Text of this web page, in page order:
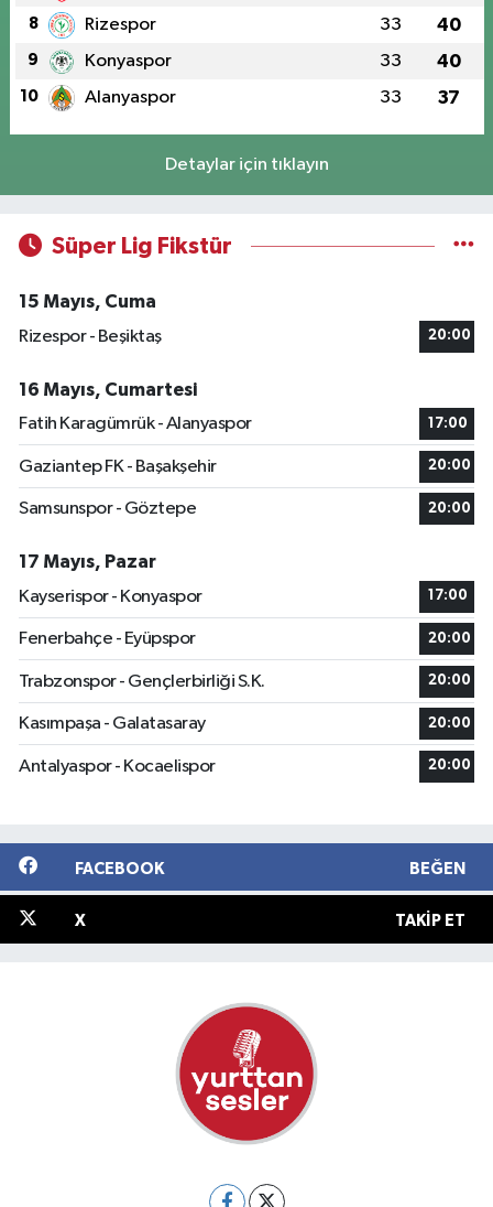
8 Rizespor 33 40
9 Konyaspor 33 40
10 Alanyaspor 33 37
Detaylar için tıklayın
Süper Lig Fikstür
15 Mayıs, Cuma
Rizespor - Beşiktaş
20:00
16 Mayıs, Cumartesi
Fatih Karagümrük - Alanyaspor
17:00
Gaziantep FK - Başakşehir 20:00
Samsunspor - Göztepe 20:00
17 Mayıs, Pazar
Kayserispor - Konyaspor
17:00
Fenerbahçe - Eyüpspor 20:00
Trabzonspor - Gençlerbirliği S.K. 20:00
Kasımpaşa - Galatasaray 20:00
Antalyaspor - Kocaelispor 20:00
FACEBOOK BEĞEN
X TAKIP ET